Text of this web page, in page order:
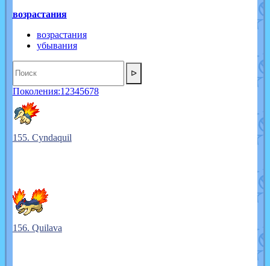
возрастания
возрастания
убывания
ᐅ
Поколения:1 2345678
155. Cyndaquil
156. Quilava